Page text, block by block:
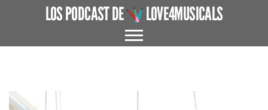
LOS PODCAST DE LOVE4MUSICALS
CUÉNTAME UN MUSICAL